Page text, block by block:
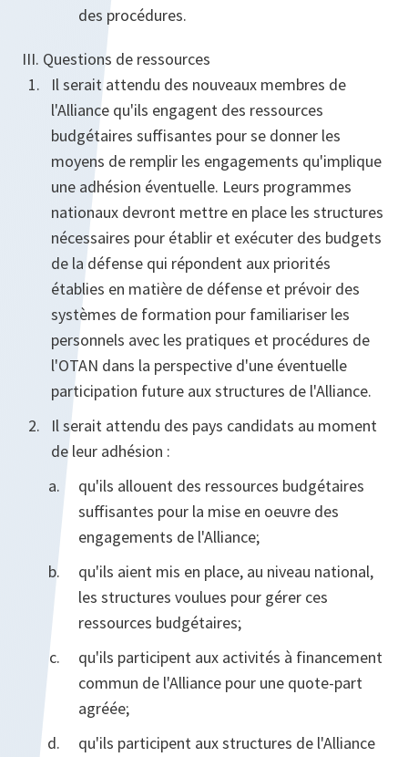
des procédures.
III. Questions de ressources
Il serait attendu des nouveaux membres de
l'Alliance qu'ils engagent des ressources
budgétaires suffisantes pour se donner les
moyens de remplir les engagements qu'implique
une adhésion éventuelle. Leurs programmes
nationaux devront mettre en place les structures
nécessaires pour établir et exécuter des budgets
de la défense qui répondent aux priorités
établies en matière de défense et prévoir des
systèmes de formation pour familiariser les
personnels avec les pratiques et procédures de
l'OTAN dans la perspective d'une éventuelle
participation future aux structures de l'Alliance.
Il serait attendu des pays candidats au moment
de leur adhésion :
qu'ils allouent des ressources budgétaires
suffisantes pour la mise en oeuvre des
engagements de l'Alliance;
qu'ils aient mis en place, au niveau national,
les structures voulues pour gérer ces
ressources budgétaires;
qu'ils participent aux activités à financement
commun de l'Alliance pour une quote-part
agréée;
qu'ils participent aux structures de l'Alliance